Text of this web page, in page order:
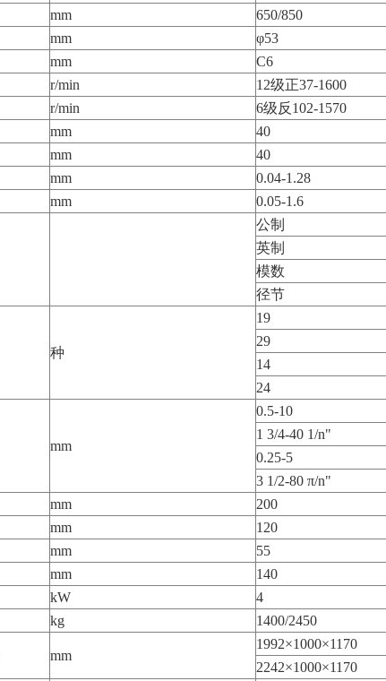
mm 650/850
mm φ53
mm C6
r/min 12级正37-1600
r/min 6级反102-1570
mm 40
mm 40
mm 0.04-1.28
mm 0.05-1.6
公制
英制
模数
径节
种
19
29
14
24
mm
0.5-10
1 3/4-40 1/n"
0.25-5
3 1/2-80 π/n"
mm 200
mm 120
mm 55
mm 140
kW 4
kg 1400/2450
mm
1992×1000×1170
2242×1000×1170